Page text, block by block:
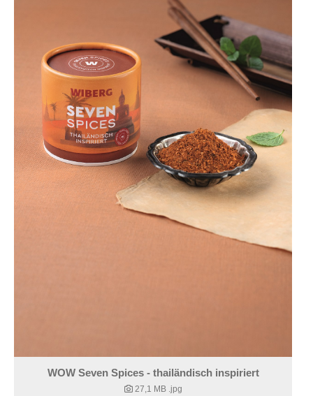
WOW Seven Spices - thailändisch inspiriert
27,1 MB .jpg